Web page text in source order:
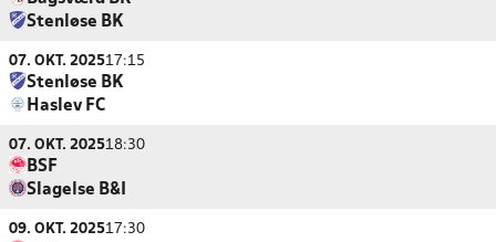
Stenløse BK
07. OKT. 202517:15
Stenløse BK
Haslev FC
07. OKT. 202518:30
BSF
Slagelse B&I
09. OKT. 202517:30